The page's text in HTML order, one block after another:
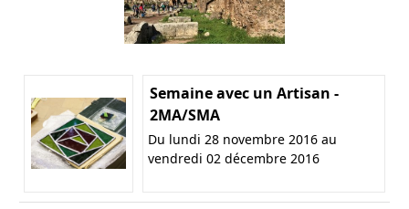
Semaine avec un Artisan -
2MA/SMA
Du lundi 28 novembre 2016 au
vendredi 02 décembre 2016